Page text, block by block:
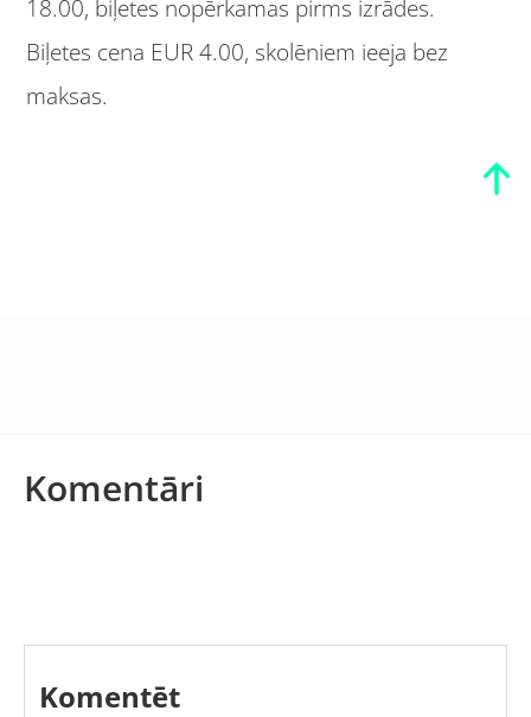
18.00, biļetes nopērkamas pirms izrādes.
Biļetes cena EUR 4.00, skolēniem ieeja bez
maksas.
Komentāri
Komentēt